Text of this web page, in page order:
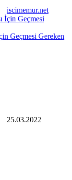
iscimemur.net
Geçmesi Gereken
25.03.2022